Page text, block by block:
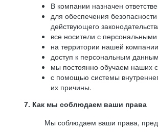
В компании назначен
для обеспечения
действующего
все носители с
на территории нашей
доступ к персональным
мы постоянно обучаем наших
с помощью системы
их причины.
7. Как мы соблюдаем ваши права
Мы соблюдаем ваши права,